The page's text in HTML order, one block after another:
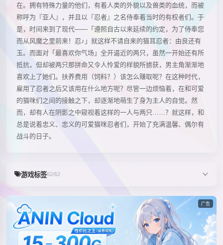
在。拥有特殊力量的他们，有着人类的外貌以及兽类的血统，而被
称呼为『亚人』，并且以『忍者』之名侍奉着当时的有权者们。于
是，时间来到了现代——「遵照自古以来延续的约定，为了侍奉您
而从风魔之里前来！忍♪」就这样不请自来的猫耳忍者：由良还有
玉。而面对「最喜欢你气场」全开逼近的两只，虽然一开始还有所
抵抗，但却被两只那拼命又令人怜爱的样貌所掳获，男主角渐渐地
喜欢上了她们。扶养费用（饲料？）该怎么赚取呢？在这种时代，
雇用了忍者之后又该用在什么地方呢？尽管一边烦恼着，在和可爱
的猫咪们之间的接触之下，却逐渐地萌生了身为主人的自觉。然
而，却有人在阴影之中窥视着这样的一人与两只……？就这样，和
总是说着忠义、忠义的可爱猫咪忍者们，开始了充满温馨、偶尔有
战斗的日子。
游戏标签62/62
广告